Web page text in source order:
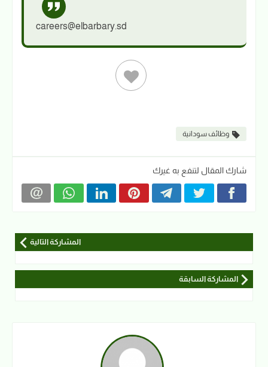
careers@elbarbary.sd
وظائف سودانية
شارك المقال لتنفع به غيرك
المشاركة التالية
المشاركة السابقة